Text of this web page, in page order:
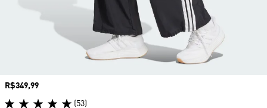
Preço
R$349,99
(53)